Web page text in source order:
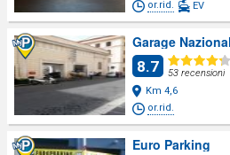
or.rid.
EV
Garage
8.7
53 recensioni
Km 4,6
or.rid.
Euro Parking